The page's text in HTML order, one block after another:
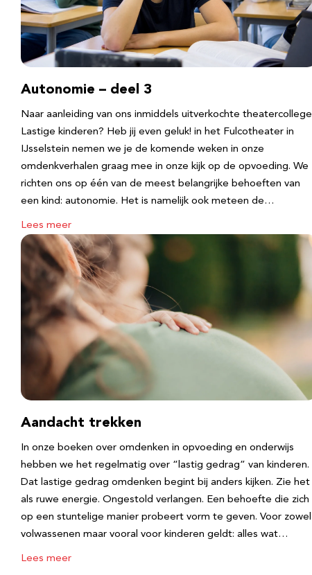
Autonomie – deel 3
Naar aanleiding van ons inmiddels uitverkochte theatercollege
Lastige kinderen? Heb jij even geluk! in het Fulcotheater in
IJsselstein nemen we je de komende weken in onze
omdenkverhalen graag mee in onze kijk op de opvoeding. We
richten ons op één van de meest belangrijke behoeften van
een kind: autonomie. Het is namelijk ook meteen de…
Lees meer
Aandacht trekken
In onze boeken over omdenken in opvoeding en onderwijs
hebben we het regelmatig over “lastig gedrag” van kinderen.
Dat lastige gedrag omdenken begint bij anders kijken. Zie het
als ruwe energie. Ongestold verlangen. Een behoefte die zich
op een stuntelige manier probeert vorm te geven. Voor zowel
volwassenen maar vooral voor kinderen geldt: alles wat…
Lees meer